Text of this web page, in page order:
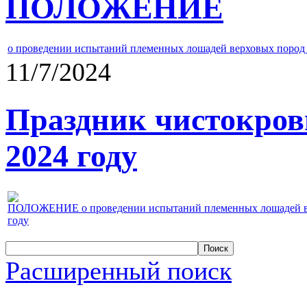
ПОЛОЖЕНИЕ
о проведении испытаний племенных лошадей верховых
11/7/2024
Праздник
2024 году
ПОЛОЖЕНИЕ о проведении испытаний племенных лошадей
году
Расширенный поиск